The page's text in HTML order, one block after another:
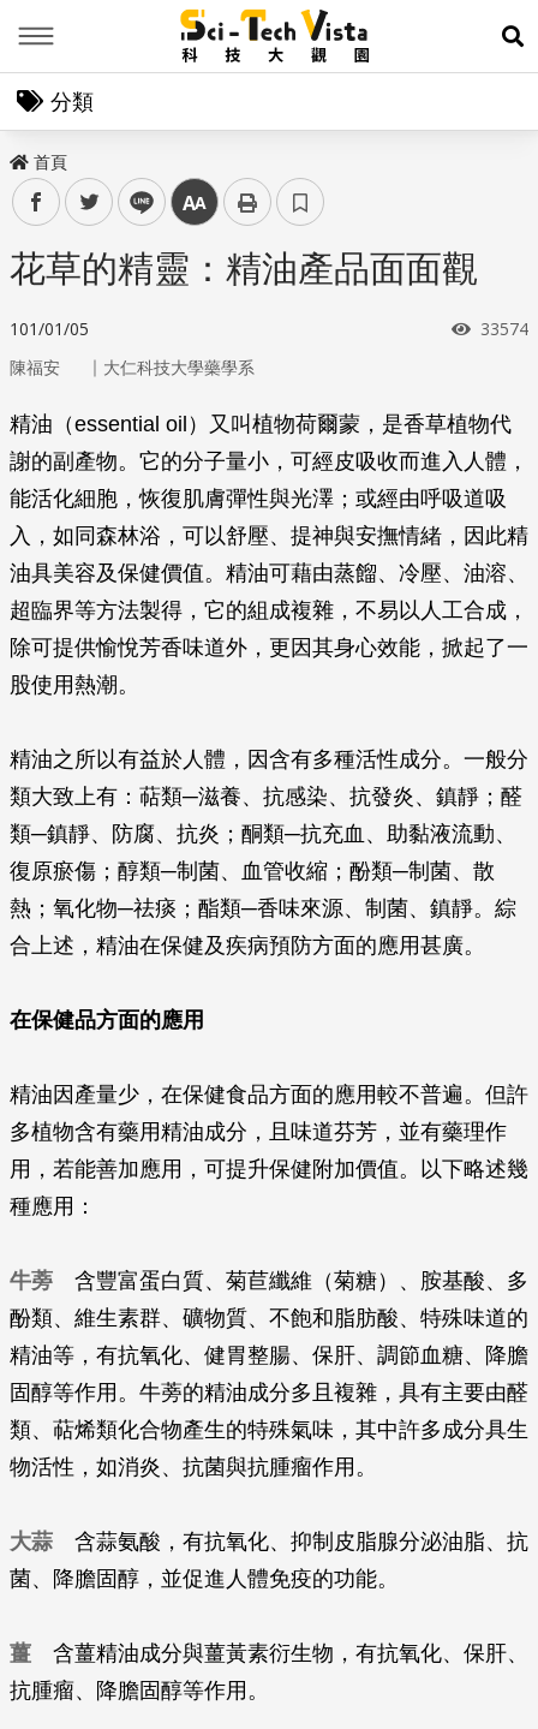
展
分類
首頁
facebooktwitter line 中
花草的精靈：精油產品面面觀
101/01/05 瀏覽次
33574
陳福安 ｜ 大仁科技大學藥學系
精油（essential oil）又叫植物荷爾蒙，是香草植物代
謝的副產物。它的分子量小，可經皮吸收而進入人體，
能活化細胞，恢復肌膚彈性與光澤；或經由呼吸道吸
入，如同森林浴，可以舒壓、提神與安撫情緒，因此精
油具美容及保健價值。精油可藉由蒸餾、冷壓、油溶、
超臨界等方法製得，它的組成複雜，不易以人工合成，
除可提供愉悅芳香味道外，更因其身心效能，掀起了一
股使用熱潮。
精油之所以有益於人體，因含有多種活性成分。一般分
類大致上有：萜類─滋養、抗感染、抗發炎、鎮靜；醛
類─鎮靜、防腐、抗炎；酮類─抗充血、助黏液流動、
復原瘀傷；醇類─制菌、血管收縮；酚類─制菌、散
熱；氧化物─祛痰；酯類─香味來源、制菌、鎮靜。綜
合上述，精油在保健及疾病預防方面的應用甚廣。
在保健品方面的應用
精油因產量少，在保健食品方面的應用較不普遍。但許
多植物含有藥用精油成分，且味道芬芳，並有藥理作
用，若能善加應用，可提升保健附加價值。以下略述幾
種應用：
牛蒡 含豐富蛋白質、菊苣纖維（菊糖）、胺基酸、多
酚類、維生素群、礦物質、不飽和脂肪酸、特殊味道的
精油等，有抗氧化、健胃整腸、保肝、調節血糖、降膽
固醇等作用。牛蒡的精油成分多且複雜，具有主要由醛
類、萜烯類化合物產生的特殊氣味，其中許多成分具生
物活性，如消炎、抗菌與抗腫瘤作用。
大蒜 含蒜氨酸，有抗氧化、抑制皮脂腺分泌油脂、抗
菌、降膽固醇，並促進人體免疫的功能。
薑 含薑精油成分與薑黃素衍生物，有抗氧化、保肝、
抗腫瘤、降膽固醇等作用。